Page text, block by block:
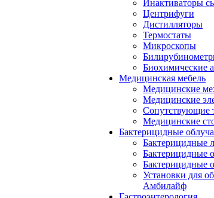
Инактиваторы
Центрифуги
Дистилляторы
Термостаты
Микроскопы
Биохимические
Медицинская мебель
Медицинские
Медицинские
Сопутствующие
Медицинские
Бактерицидные
Бактерицидные
Бактерицидные
Бактерицидные
Установки для
Амбилайф